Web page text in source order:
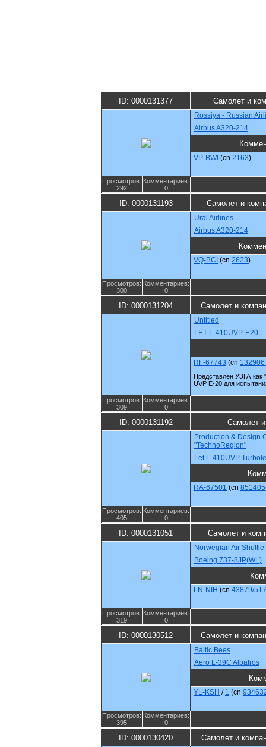
ID: 0000131377 Самолет и
Rossiya - Russian
Airbus A320-214
VP-BWI (cn 2163)
Просмотров:
292
Комментариев:
0
ID: 0000131193 Самолет и
Ural Airlines
Airbus A320-214
VQ-BCI (cn 2623)
Просмотров:
300
Комментариев:
0
ID: 0000131204 Самолет и
Untitled
LET L-410UVP-E20
RF-67743 (cn
Представлен УЗГА как
UVP E-20 для
Просмотров:
309
Комментариев:
0
ID: 0000131192 Самолет
Production & Design
"TechnoRegion"
Let L-410UVP
RA-67501 (cn 851405
Просмотров:
405
Комментариев:
0
ID: 0000131051 Самолет и
Norwegian Air Shuttle
Boeing 737-8JP(WL)
LN-NIH (cn 43879/
Просмотров:
319
Комментариев:
0
ID: 0000130512 Самолет и
Baltic Bees
Aero L-39C Albatros
YL-KSH / 1 (cn
Просмотров:
395
Комментариев:
0
ID: 0000130420 Самолет и